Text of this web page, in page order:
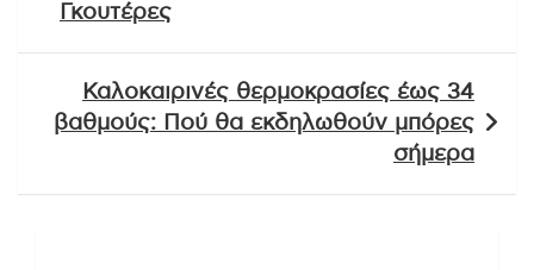
Γκουτέρες
Καλοκαιρινές θερμοκρασίες έως 34
βαθμούς: Πού θα εκδηλωθούν μπόρες
σήμερα